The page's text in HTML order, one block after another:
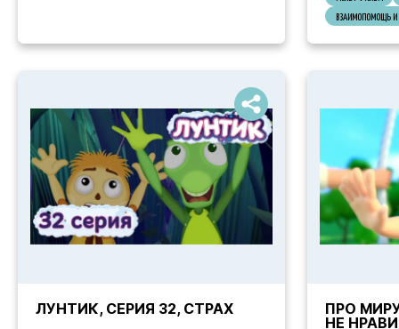
ВЗАИМОПОМОЩЬ И
ЛУНТИК, СЕРИЯ 32, СТРАХ
ПРО
НЕ